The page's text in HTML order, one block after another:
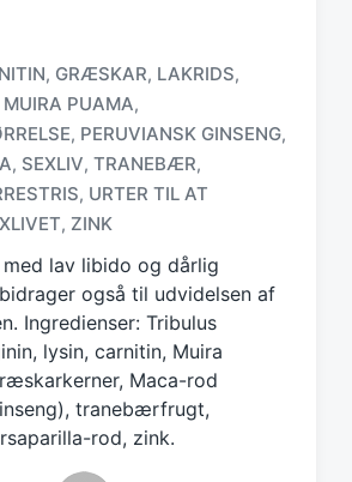
, GRÆSKAR, LAKRIDS,
MUIRA PUAMA,
, PERUVIANSK GINSENG,
, SEXLIV, TRANEBÆR,
, URTER TIL AT
, ZINK
lav libido og dårlig
også til udvidelsen af
Ingredienser: Tribulus
lysin, carnitin, Muira
Maca-rod
tranebærfrugt,
rod, zink.